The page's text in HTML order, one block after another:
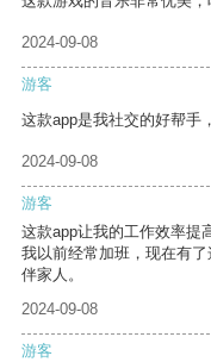
2024-09-08
游客
这款app是我社交的好帮手
2024-09-08
游客
这款app让我的工作效率提
我以前经常加班，现在有
伴家人。
2024-09-08
游客